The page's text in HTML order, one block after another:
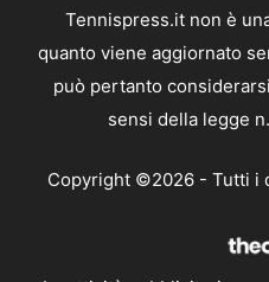
Tennispress.it non è
quanto viene aggiornato
può pertanto
sensi della legge
Copyright ©2026 - Tutti i